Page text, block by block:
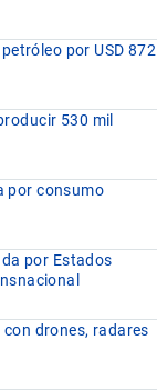
por USD 872
530 mil
por consumo
por Estados
drones, radares